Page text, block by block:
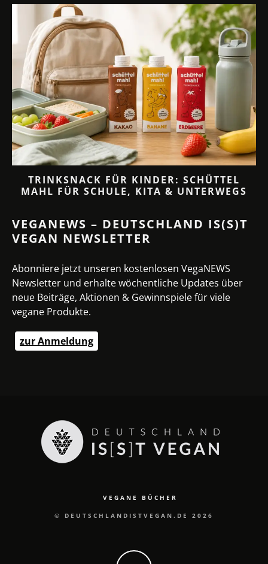
TRINKSNACK FÜR KINDER: SCHÜTTEL
MAHL FÜR SCHULE, KITA & UNTERWEGS
VEGANEWS – DEUTSCHLAND IS(S)T
VEGAN NEWSLETTER
Abonniere jetzt unseren kostenlosen VegaNEWS
Newsletter und erhalte wöchentliche Updates über
neue Beiträge, Aktionen & Gewinnspiele für viele
vegane Produkte.
zur Anmeldung
VEGANE BÜCHER
© DEUTSCHLANDISTVEGAN.DE 2026